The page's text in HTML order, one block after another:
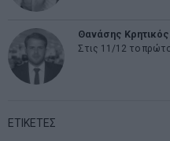
Θανάσης Κρητικός
Στις 11/12 το
ΕΤΙΚΕΤΕΣ